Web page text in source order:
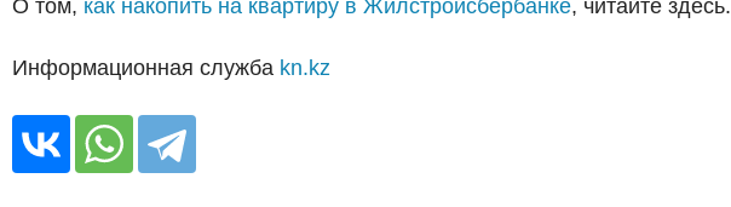
О том, как накопить на квартиру в Жилстройсбербанке, читайте здесь.
Информационная служба kn.kz